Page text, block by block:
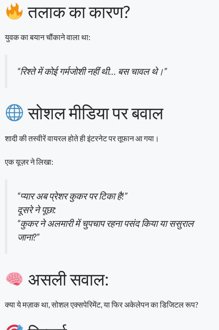
तलाक का कारण?
युवक का बयान चौंकाने वाला था:
“रिश्ते में कोई गर्मजोशी नहीं थी… बस चावल थे।”
सोशल मीडिया पर बवाल
शादी की तस्वीरें वायरल होते ही इंटरनेट पर तूफान आ गया।
एक यूज़र ने लिखा:
“प्यार अब प्रेशर कुकर पर टिका है!”
दूसरे ने पूछा:
“कुकर ने अलमारी में चुपचाप रहना पसंद किया या ससुराल
जाना?”
असली सवाल:
क्या ये मज़ाक था, सोशल एक्सपेरिमेंट, या फिर अकेलेपन का डिजिटल रूप?